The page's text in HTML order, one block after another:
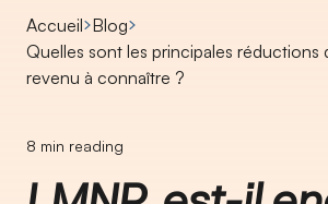
Accueil Blog
Quelles sont les principales réductions
revenu à connaître ?
8 min reading